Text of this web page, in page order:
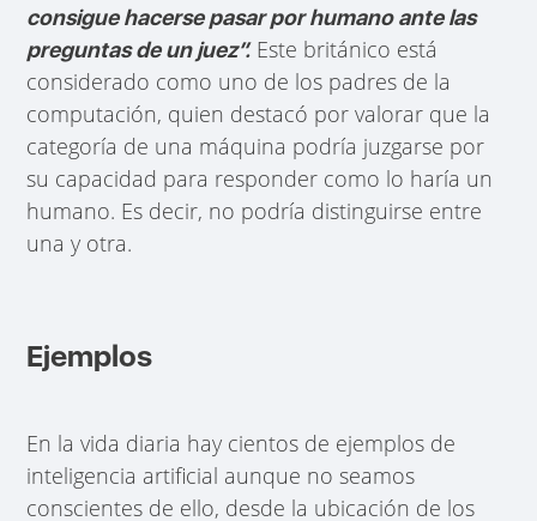
consigue hacerse pasar por humano ante las
preguntas de un juez”.Este británico está
considerado como uno de los padres de la
computación, quien destacó por valorar que la
categoría de una máquina podría juzgarse por
su capacidad para responder como lo haría un
humano. Es decir, no podría distinguirse entre
una y otra.
Ejemplos
En la vida diaria hay cientos de ejemplos de
inteligencia artificial aunque no seamos
conscientes de ello, desde la ubicación de los